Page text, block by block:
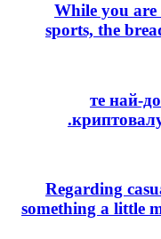
While you are
sports, the
19-те
Regarding
something a little